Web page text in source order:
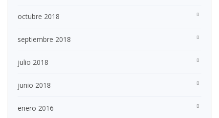
octubre 2018
septiembre 2018
julio 2018
junio 2018
enero 2016